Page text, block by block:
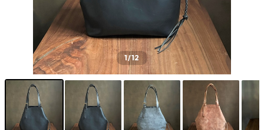
1/12